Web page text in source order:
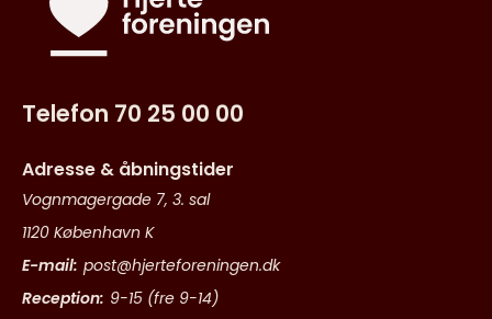
Telefon 70 25 00 00
Adresse & åbningstider
Vognmagergade 7, 3. sal
1120 København K
E-mail: post@hjerteforeningen.dk
Reception: 9-15 (fre 9-14)